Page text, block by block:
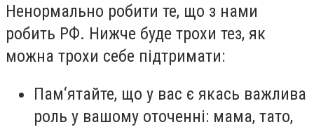
Ненормально робити те, що з нами
робить РФ. Нижче буде трохи тез, як
можна трохи себе підтримати:
Пам‘ятайте, що у вас є якась важлива
роль у вашому оточенні: мама, тато,